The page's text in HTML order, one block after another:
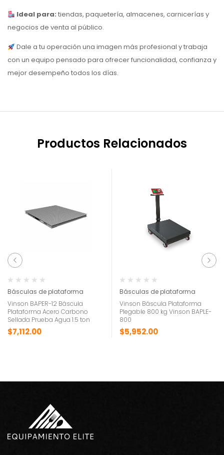
Ideal para: tiendas, paquetería, almacenes, carnicerías y
negocios de venta al público.
Dale a tu operación una imagen más profesional y trabaja
con un equipo pensado para ofrecer funcionalidad, confianza y
mejor desempeño todos los días.
Productos Relacionados
Básculas de plataforma
Vinson BAPER-12 Báscula
Plataforma Acero Carbono
Sellada Prueba Agua 1.5 ton
$7,112.00
Básculas de plataforma
Vinson Báscula Plataforma
Plegable 800 kg Vinson BAPLE-
800
$5,952.00